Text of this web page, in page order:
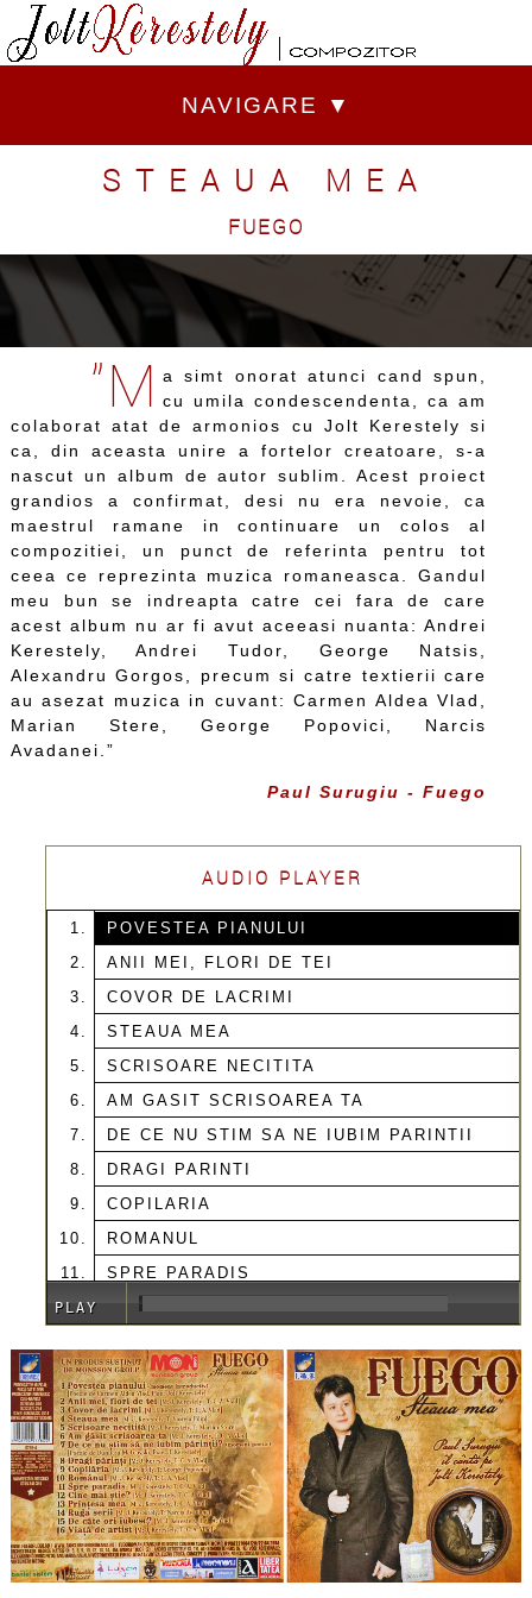
NAVIGARE ▼
STEAUA MEA
FUEGO
”M a simt onorat atunci cand spun,
cu umila condescendenta, ca am
colaborat atat de armonios cu Jolt Kerestely si
ca, din aceasta unire a fortelor creatoare, s-a
nascut un album de autor sublim. Acest proiect
grandios a confirmat, desi nu era nevoie, ca
maestrul ramane in continuare un colos al
compozitiei, un punct de referinta pentru tot
ceea ce reprezinta muzica romaneasca. Gandul
meu bun se indreapta catre cei fara de care
acest album nu ar fi avut aceeasi nuanta: Andrei
Kerestely, Andrei Tudor, George Natsis,
Alexandru Gorgos, precum si catre textierii care
au asezat muzica in cuvant: Carmen Aldea Vlad,
Marian Stere, George Popovici, Narcis
Avadanei.”
Paul Surugiu - Fuego
AUDIO PLAYER
POVESTEA PIANULUI
ANII MEI, FLORI DE TEI
COVOR DE LACRIMI
STEAUA MEA
SCRISOARE NECITITA
AM GASIT SCRISOAREA TA
DE CE NU STIM SA NE IUBIM PARINTII
DRAGI PARINTI
COPILARIA
ROMANUL
SPRE PARADIS
CINE MAI STIE
RUGA SERII
DE CATE ORI IUBESC
VIATA DE ARTIST
PLAY